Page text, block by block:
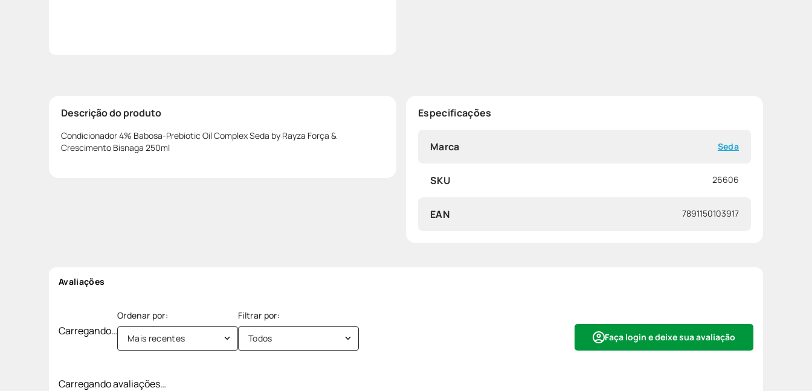
Descrição do produto
Condicionador 4% Babosa-Prebiotic Oil Complex Seda by Rayza Força &
Crescimento Bisnaga 250ml
Especificações
Marca Seda
SKU 26606
EAN 7891150103917
Avaliações
Carregando… Faça login e deixe sua avaliação
Mais recentes Todos
Carregando avaliações…